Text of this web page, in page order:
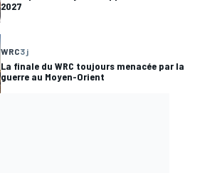
2027
WRC3 j
La finale du WRC toujours menacée par la
guerre au Moyen-Orient